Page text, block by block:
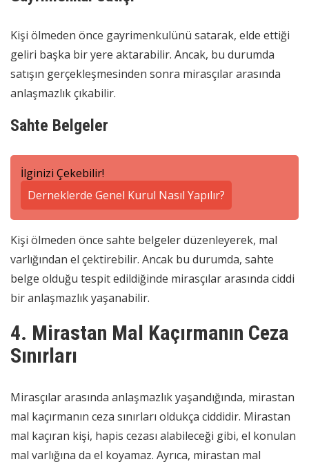
Kişi ölmeden önce gayrimenkulünü satarak, elde ettiği
geliri başka bir yere aktarabilir. Ancak, bu durumda
satışın gerçekleşmesinden sonra mirasçılar arasında
anlaşmazlık çıkabilir.
Sahte Belgeler
İlginizi Çekebilir!
Derneklerde Genel Kurul Nasıl Yapılır?
Kişi ölmeden önce sahte belgeler düzenleyerek, mal
varlığından el çektirebilir. Ancak bu durumda, sahte
belge olduğu tespit edildiğinde mirasçılar arasında ciddi
bir anlaşmazlık yaşanabilir.
4. Mirastan Mal Kaçırmanın Ceza
Sınırları
Mirasçılar arasında anlaşmazlık yaşandığında, mirastan
mal kaçırmanın ceza sınırları oldukça ciddidir. Mirastan
mal kaçıran kişi, hapis cezası alabileceği gibi, el konulan
mal varlığına da el koyamaz. Ayrıca, mirastan mal